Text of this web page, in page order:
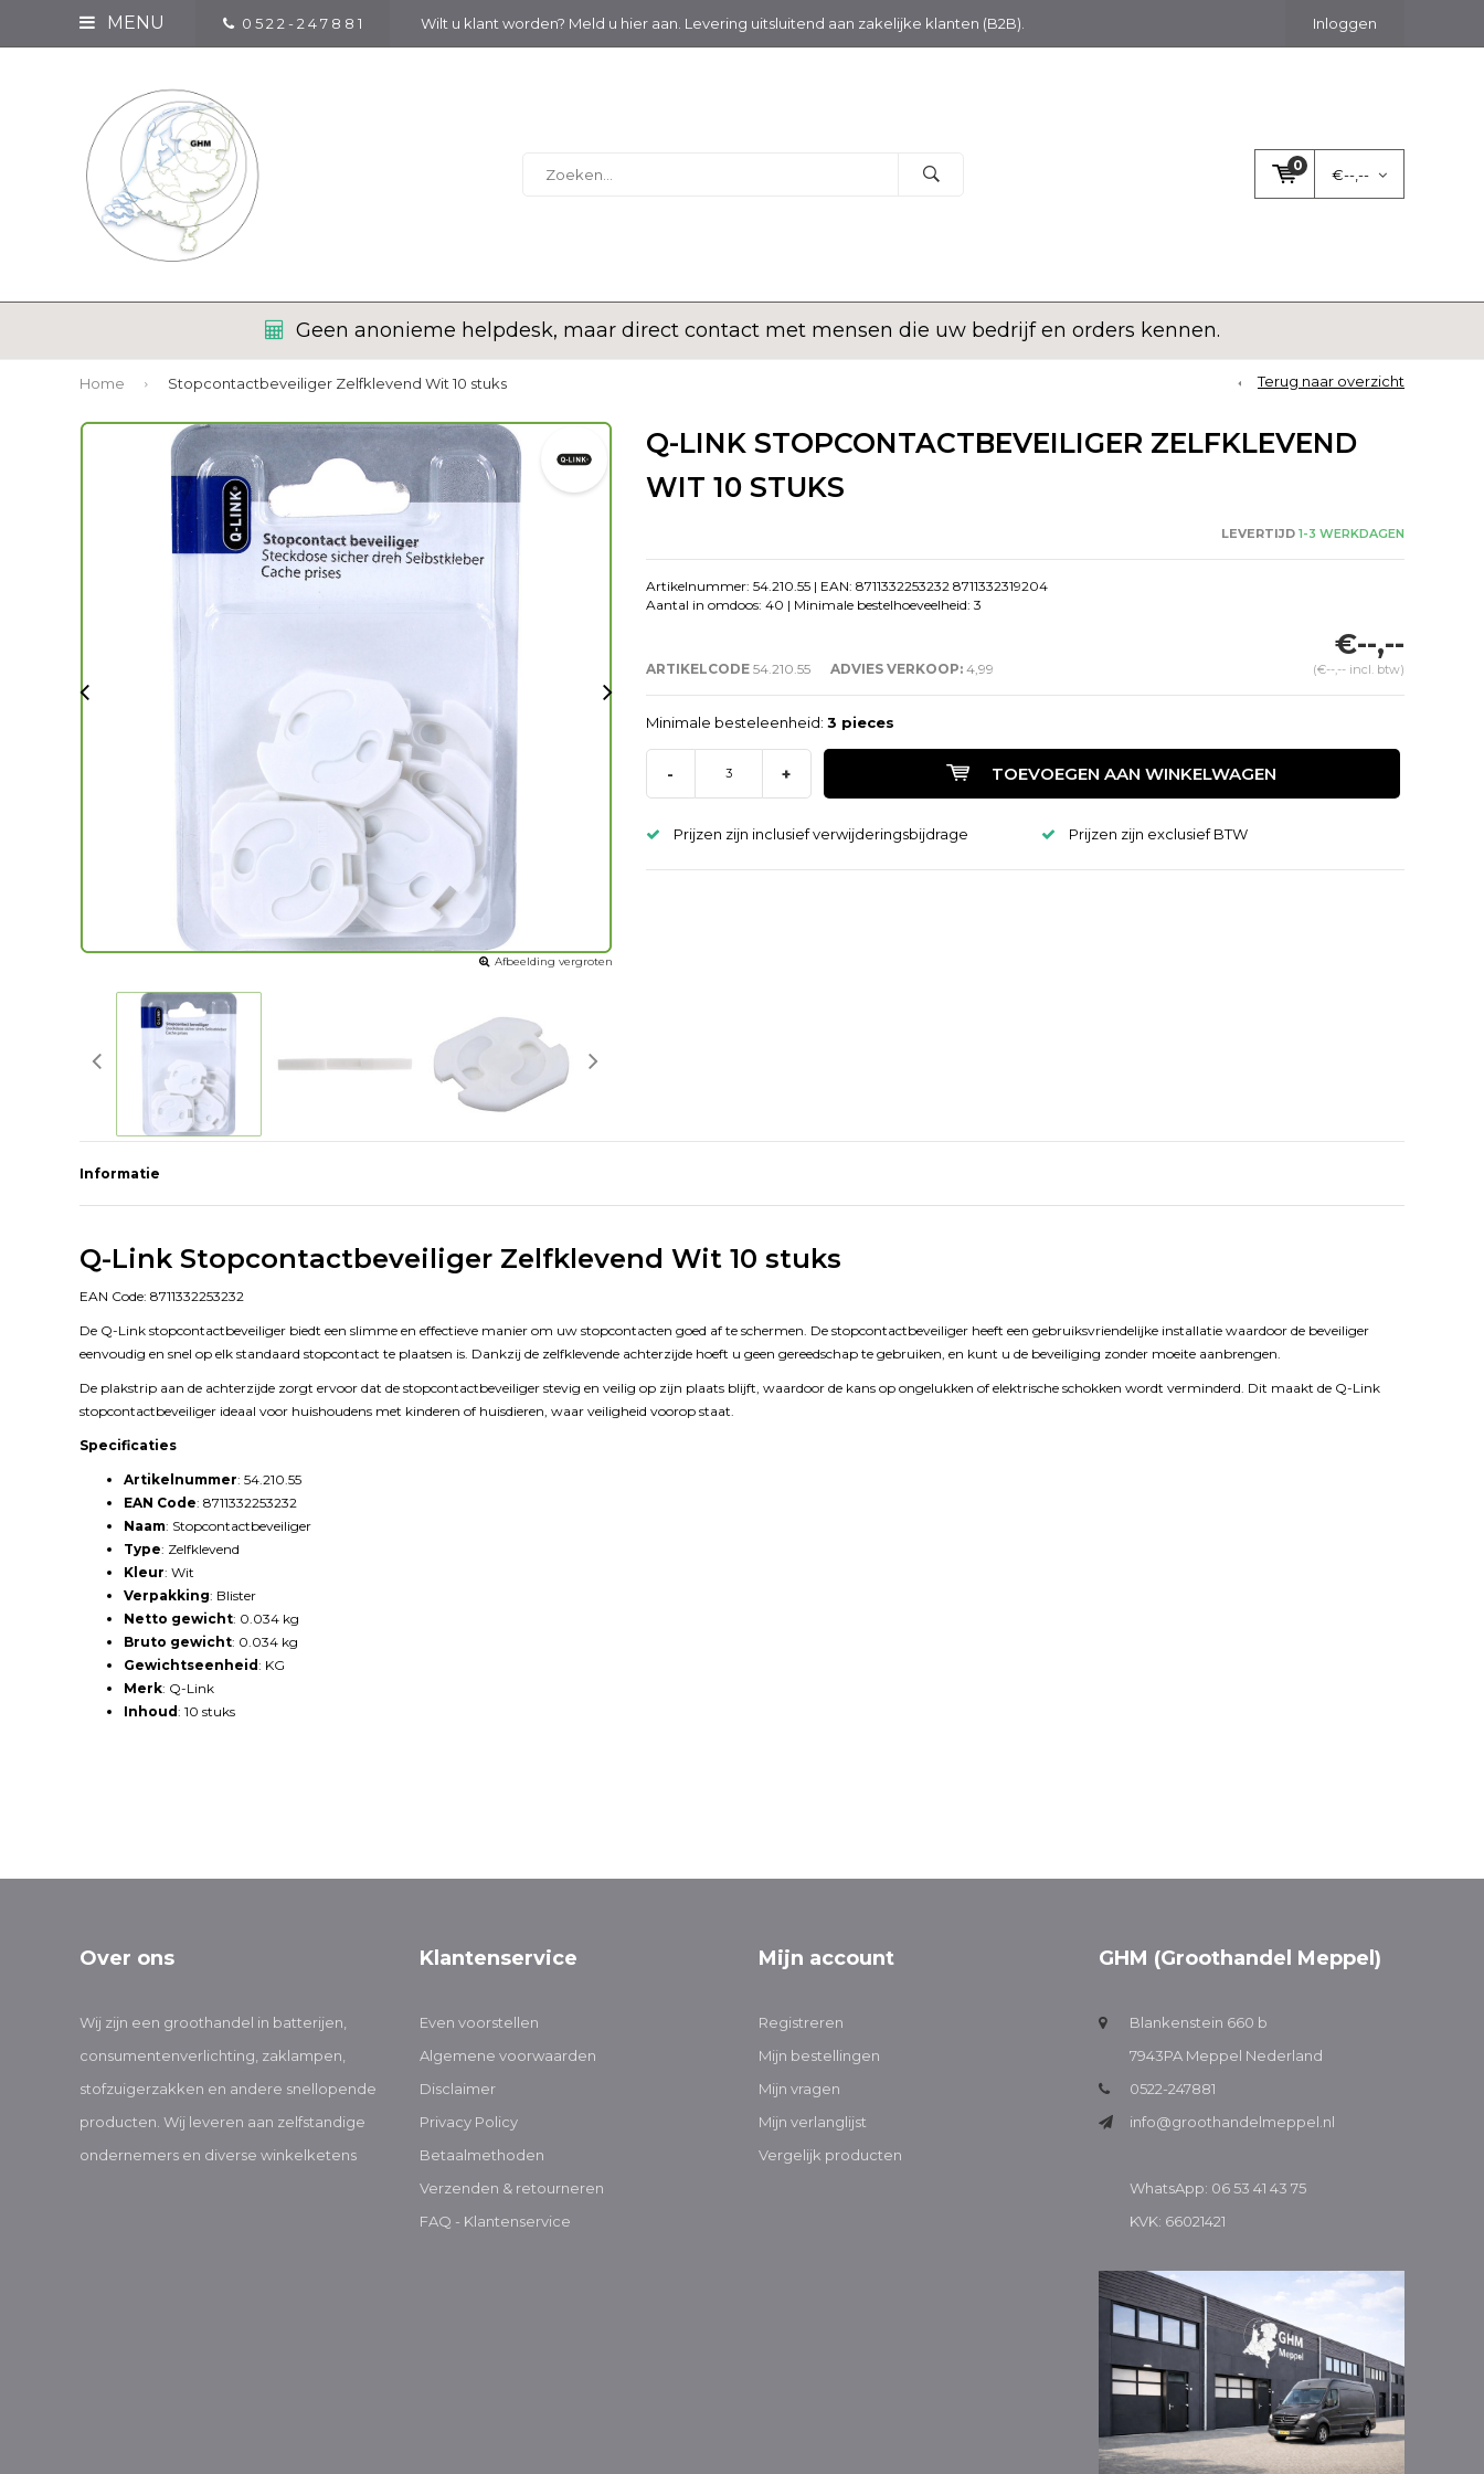
MENU 0 5 2 2 - 2 4 7 8 8 1 Wilt u klant worden? Meld u hier aan. Levering uitsluitend aan zakelijke klanten (B2B). Inloggen
0
€--,--
Geen anonieme helpdesk, maar direct contact met mensen die uw bedrijf en orders kennen.
Home Stopcontactbeveiliger Zelfklevend Wit 10 stuks Terug naar overzicht
Afbeelding vergroten
Q-LINK STOPCONTACTBEVEILIGER ZELFKLEVEND
WIT 10 STUKS
LEVERTIJD1-3 WERKDAGEN
Artikelnummer: 54.210.55 | EAN: 8711332253232 8711332319204
Aantal in omdoos: 40 | Minimale bestelhoeveelheid: 3
ARTIKELCODE54.210.55 ADVIES VERKOOP: 4,99
€--,--
(€--,-- incl. btw)
Minimale besteleenheid: 3 pieces
- + TOEVOEGEN AAN WINKELWAGEN
Prijzen zijn inclusief verwijderingsbijdrage Prijzen zijn exclusief BTW
Informatie
Q-Link Stopcontactbeveiliger Zelfklevend Wit 10 stuks
EAN Code: 8711332253232
De Q-Link stopcontactbeveiliger biedt een slimme en effectieve manier om uw stopcontacten goed af te schermen. De stopcontactbeveiliger heeft een gebruiksvriendelijke installatie waardoor de beveiliger
eenvoudig en snel op elk standaard stopcontact te plaatsen is. Dankzij de zelfklevende achterzijde hoeft u geen gereedschap te gebruiken, en kunt u de beveiliging zonder moeite aanbrengen.
De plakstrip aan de achterzijde zorgt ervoor dat de stopcontactbeveiliger stevig en veilig op zijn plaats blijft, waardoor de kans op ongelukken of elektrische schokken wordt verminderd. Dit maakt de Q-Link
stopcontactbeveiliger ideaal voor huishoudens met kinderen of huisdieren, waar veiligheid voorop staat.
Specificaties
Artikelnummer: 54.210.55
EAN Code: 8711332253232
Naam: Stopcontactbeveiliger
Type: Zelfklevend
Kleur: Wit
Verpakking: Blister
Netto gewicht: 0.034 kg
Bruto gewicht: 0.034 kg
Gewichtseenheid: KG
Merk: Q-Link
Inhoud: 10 stuks
Over ons
Wij zijn een groothandel in batterijen,
consumentenverlichting, zaklampen,
stofzuigerzakken en andere snellopende
producten. Wij leveren aan zelfstandige
ondernemers en diverse winkelketens
Klantenservice
Even voorstellen
Algemene voorwaarden
Disclaimer
Privacy Policy
Betaalmethoden
Verzenden & retourneren
FAQ - Klantenservice
Mijn account
Registreren
Mijn bestellingen
Mijn vragen
Mijn verlanglijst
Vergelijk producten
GHM (Groothandel Meppel)
Blankenstein 660 b
7943PA Meppel Nederland
0522-247881
info@groothandelmeppel.nl
WhatsApp: 06 53 41 43 75
KVK: 66021421